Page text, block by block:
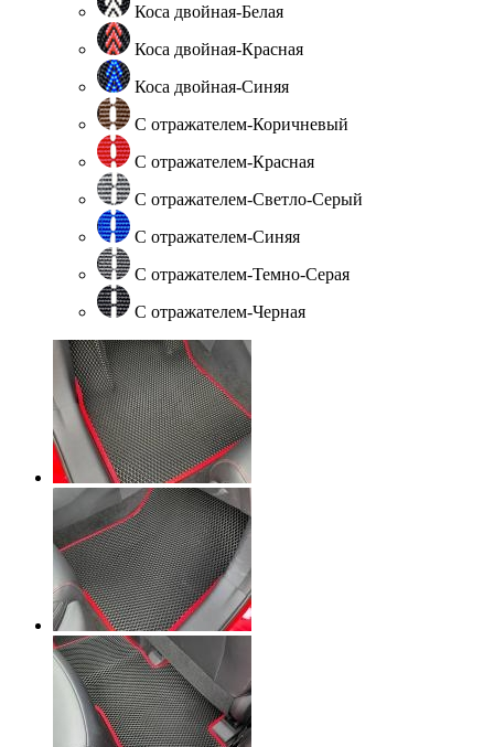
Коса двойная-Белая
Коса двойная-Красная
Коса двойная-Синяя
С отражателем-Коричневый
С отражателем-Красная
С отражателем-Светло-Серый
С отражателем-Синяя
С отражателем-Темно-Серая
С отражателем-Черная